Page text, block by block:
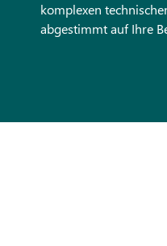
komplexen
abgestimmt auf Ihre